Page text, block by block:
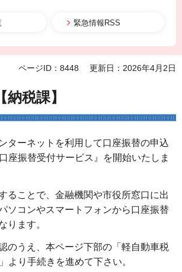
緊急情報RSS
ページID：8448 更新日：2026年4月2日
税課】
ターネットを利用して口座振替の申込
座振替受付サービス』を開始いたしま
ることで、金融機関や市役所窓口に出
ソコンやスマートフォンから口座振替
ります。
のうえ、本ページ下部の「軽自動車税
より手続きを進めて下さい。